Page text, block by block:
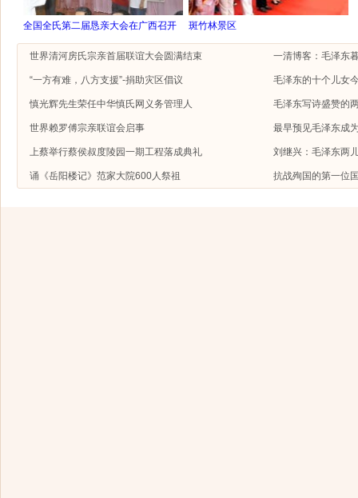
全国全氏第二届恳亲大会在广西召开 斑竹林景区
世界清河房氏宗亲首届联谊大会圆满结束 一清博客：毛泽东
“一方有难，八方支援”-捐助灾区倡议 毛泽东的十个儿女
慎光辉先生荣任中华慎氏网义务管理人 毛泽东写诗盛赞的
世界赖罗傅宗亲联谊会启事 最早预见毛泽东成
上蔡举行蔡侯叔度陵园一期工程落成典礼 刘继兴：毛泽东两
诵《岳阳楼记》范家大院600人祭祖 抗战殉国的第一位